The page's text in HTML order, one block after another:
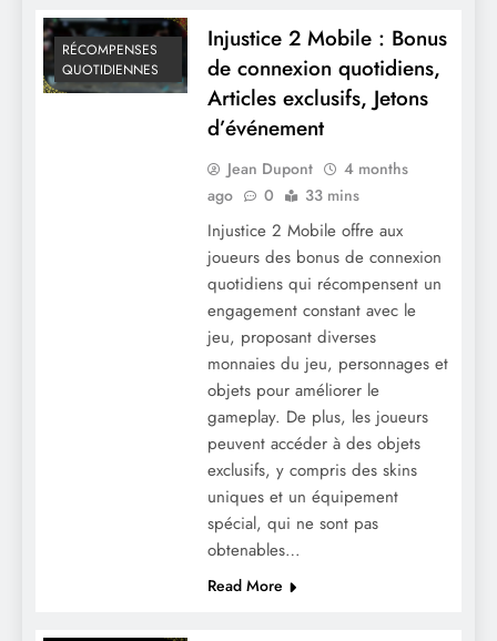
RÉCOMPENSES
QUOTIDIENNES
Injustice 2 Mobile : Bonus
de connexion quotidiens,
Articles exclusifs, Jetons
d’événement
Jean Dupont
4 months
ago
0 33 mins
Injustice 2 Mobile offre aux
joueurs des bonus de connexion
quotidiens qui récompensent un
engagement constant avec le
jeu, proposant diverses
monnaies du jeu, personnages et
objets pour améliorer le
gameplay. De plus, les joueurs
peuvent accéder à des objets
exclusifs, y compris des skins
uniques et un équipement
spécial, qui ne sont pas
obtenables…
Read More